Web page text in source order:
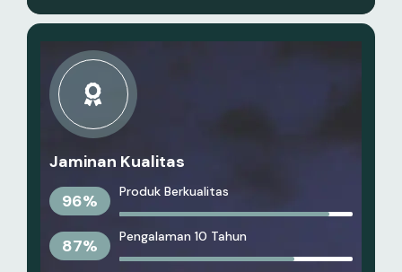
Jaminan Kualitas
96% Produk Berkualitas
87% Pengalaman 10 Tahun